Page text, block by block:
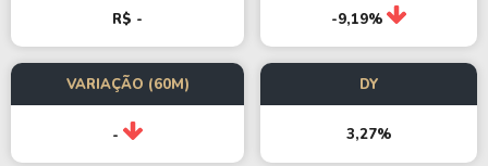
R$ - -9,19%
VARIAÇÃO (60M)
-
DY
3,27%